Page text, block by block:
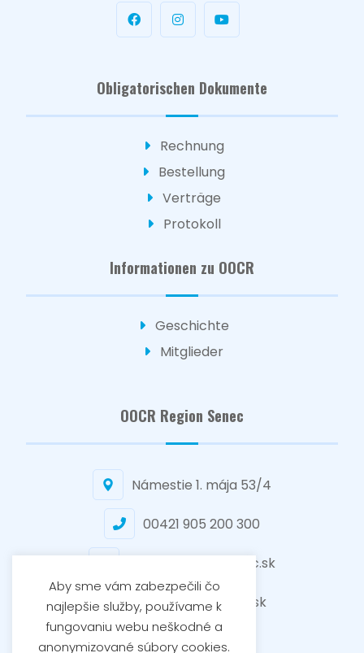
Obligatorischen Dokumente
Rechnung
Bestellung
Verträge
Protokoll
Informationen zu OOCR
Geschichte
Mitglieder
OOCR Region Senec
Námestie 1. mája 53/4
00421 905 200 300
senec@regionsenec.sk
www.regionsenec.sk
Aby sme vám zabezpečili čo
najlepšie služby, používame k
fungovaniu webu neškodné a
anonymizované súbory cookies.